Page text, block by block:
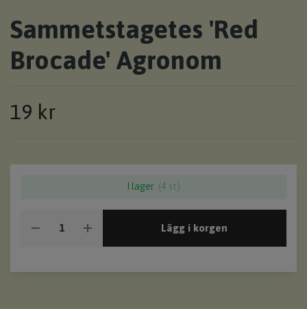
Sammetstagetes 'Red
Brocade' Agronom
19 kr
I lager (4 st)
Lägg i korgen